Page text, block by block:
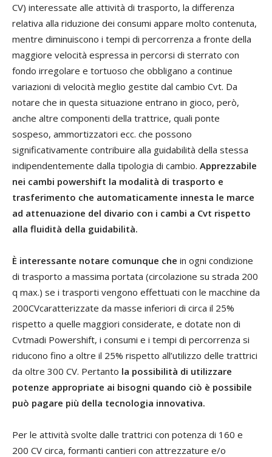
CV) interessate alle attività di trasporto, la differenza
relativa alla riduzione dei consumi appare molto contenuta,
mentre diminuiscono i tempi di percorrenza a fronte della
maggiore velocità espressa in percorsi di sterrato con
fondo irregolare e tortuoso che obbligano a continue
variazioni di velocità meglio gestite dal cambio Cvt. Da
notare che in questa situazione entrano in gioco, però,
anche altre componenti della trattrice, quali ponte
sospeso, ammortizzatori ecc. che possono
significativamente contribuire alla guidabilità della stessa
indipendentemente dalla tipologia di cambio. Apprezzabile
nei cambi powershift la modalità di trasporto e
trasferimento che automaticamente innesta le marce
ad attenuazione del divario con i cambi a Cvt rispetto
alla fluidità della guidabilità.
È interessante notare comunque che in ogni condizione
di trasporto a massima portata (circolazione su strada 200
q max.) se i trasporti vengono effettuati con le macchine da
200CVcaratterizzate da masse inferiori di circa il 25%
rispetto a quelle maggiori considerate, e dotate non di
Cvtmadi Powershift, i consumi e i tempi di percorrenza si
riducono fino a oltre il 25% rispetto all’utilizzo delle trattrici
da oltre 300 CV. Pertanto la possibilità di utilizzare
potenze appropriate ai bisogni quando ciò è possibile
può pagare più della tecnologia innovativa.
Per le attività svolte dalle trattrici con potenza di 160 e
200 CV circa, formanti cantieri con attrezzature e/o